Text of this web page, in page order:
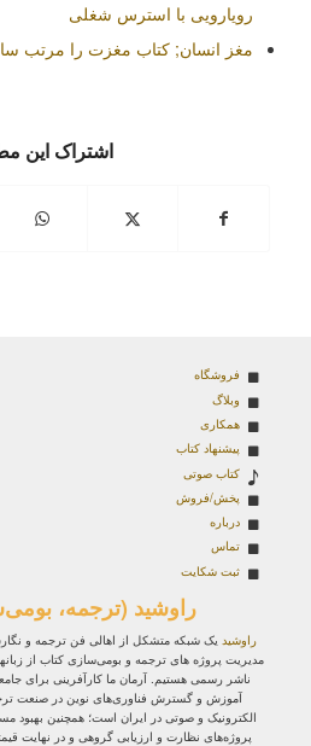
رویارویی با استرس شغلی
مغز انسان; کتاب مغزت را مرتب
اشتراک این
فروشگاه
وبلاگ
همکاری
پیشنهاد کتاب
کتاب صوتی
پخش/فروش
درباره
تماس
ثبت شکایت
راوشید (ترجمه،
راوشید یک شبکه متشکل از اهالی فن ترجمه و
مدیریت پروژه‌ های ترجمه و بومی‌سازی کتاب از
ناشر رسمی هستیم. آرمان ما کارآفرینی برای
آموزش و گسترش فناوری‌های نوین در صنعت
الکترونیک و صوتی در ایران است؛ همچنین بهبود
پروژه‌های نظارت و ارزیابی گروهی و در نهایت